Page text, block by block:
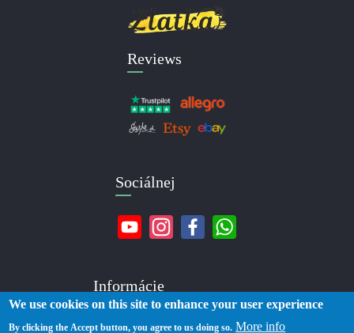
Reviews
Sociálnej
Informácie
O nás
We use cookies on this site to enhance your user experience
By clicking the Accept button, you agree to us doing so. More info